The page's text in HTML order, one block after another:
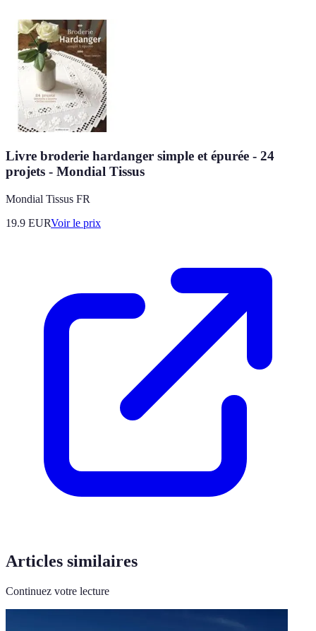
Livre broderie hardanger simple et épurée - 24
projets - Mondial Tissus
Mondial Tissus FR
19.9 EURVoir le prix
Articles similaires
Continuez votre lecture